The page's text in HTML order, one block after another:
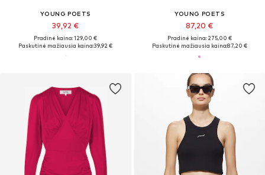
YOUNG POETS
39,92 €
Pradinė kaina: 129,00 €
Paskutinė mažiausia kaina:39,92 €
YOUNG POETS
87,20 €
Pradinė kaina: 275,00 €
Paskutinė mažiausia kaina:87,20 €